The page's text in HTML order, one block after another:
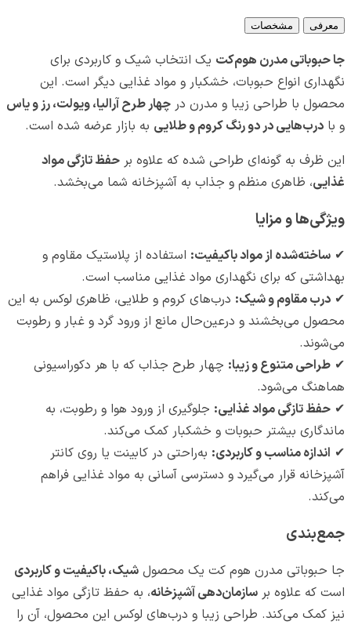
معرفی مشخصات
جا حبوباتی مدرن هوم‌کت یک انتخاب شیک و کاربردی برای
نگهداری انواع حبوبات، خشکبار و مواد غذایی دیگر است. این
محصول با طراحی زیبا و مدرن در چهار طرح آرالیا، ویولت، رز و یاس
و با درب‌هایی در دو رنگ کروم و طلایی به بازار عرضه شده است.
این ظرف به گونه‌ای طراحی شده که علاوه بر حفظ تازگی مواد
غذایی، ظاهری منظم و جذاب به آشپزخانه شما می‌بخشد.
ویژگی‌ها و مزایا
✔ ساخته‌شده از مواد باکیفیت: استفاده از پلاستیک مقاوم و
بهداشتی که برای نگهداری مواد غذایی مناسب است.
✔ درب مقاوم و شیک: درب‌های کروم و طلایی، ظاهری لوکس به این
محصول می‌بخشند و درعین‌حال مانع از ورود گرد و غبار و رطوبت
می‌شوند.
✔ طراحی متنوع و زیبا: چهار طرح جذاب که با هر دکوراسیونی
هماهنگ می‌شود.
✔ حفظ تازگی مواد غذایی: جلوگیری از ورود هوا و رطوبت، به
ماندگاری بیشتر حبوبات و خشکبار کمک می‌کند.
✔ اندازه مناسب و کاربردی: به‌راحتی در کابینت یا روی کانتر
آشپزخانه قرار می‌گیرد و دسترسی آسانی به مواد غذایی فراهم
می‌کند.
جمع‌بندی
جا حبوباتی مدرن هوم کت یک محصول شیک، باکیفیت و کاربردی
است که علاوه بر سازمان‌دهی آشپزخانه، به حفظ تازگی مواد غذایی
نیز کمک می‌کند. طراحی زیبا و درب‌های لوکس این محصول، آن را